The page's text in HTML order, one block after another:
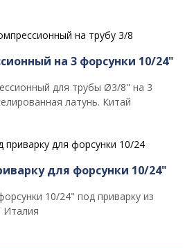
на 3 форсунки 10/24"
для трубы Ø3/8" на 3
латунь. Китай
для форсунки 10/24"
10/24" под приварку из
Италия